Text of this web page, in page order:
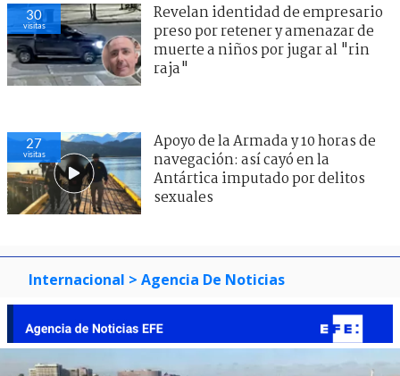
30
visitas
Revelan identidad de empresario
preso por retener y amenazar de
muerte a niños por jugar al "rin
raja"
27
visitas
Apoyo de la Armada y 10 horas de
navegación: así cayó en la
Antártica imputado por delitos
sexuales
Internacional > Agencia De Noticias